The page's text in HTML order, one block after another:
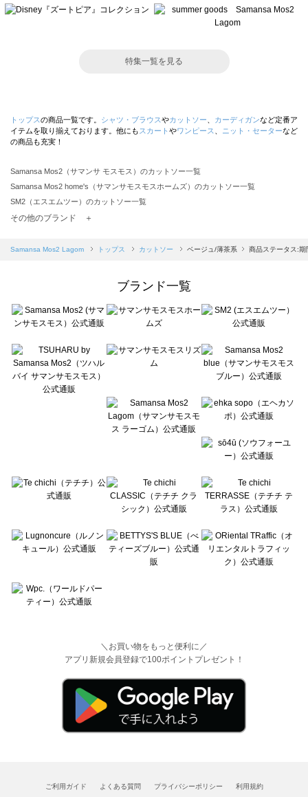
特集一覧を見る
トップスの商品一覧です。 シャツ・ブラウスやカットソー カーディガンなど定番ア
イテムを取り揃えております。他にも スカート やワンピース ニット・セーターなど
の商品も充実！
Samansa Mos2（サマンサ モスモス）のカットソー一覧
Samansa Mos2 home's（サマンサモスモスホームズ）のカットソー一覧
SM2（エスエムツー）のカットソー一覧
TSUHARU by Samansa Mos2（ツハルバイサマンサモスモス）のカットソー一覧
Samansa Mos2 blue（サマンサモスモス ブルー）のカットソー一覧
sō4ū（ソウフォーユー）のカットソー一覧
Te chichi（テチチ）のカットソー一覧
Te chichi CLASSIC（テチチ クラシック）のカットソー一覧
Lugnoncure（ルノンキュール）のカットソー一覧
BETTY'S BLUE（べティーズブルー）のカットソー一覧
Wpc.（ワールドパーティー）のカットソー一覧
その他のブランド ＋
Samansa Mos2 Lagom トップス カットソー ベージュ/薄茶系 商品ステータス:期
ブランド一覧
＼お買い物をもっと便利に／
アプリ新規会員登録で100ポイントプレゼント！
ご利用ガイド よくある質問 プライバシーポリシー 利用規約